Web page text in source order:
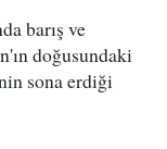
barış ve
doğusundaki
sona erdiği